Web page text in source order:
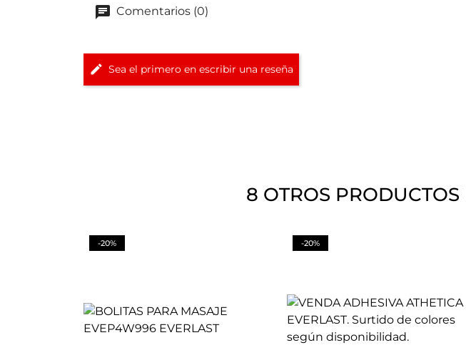
Comentarios (0)
Sea el primero en escribir una reseña
8 OTROS
-20% -20%